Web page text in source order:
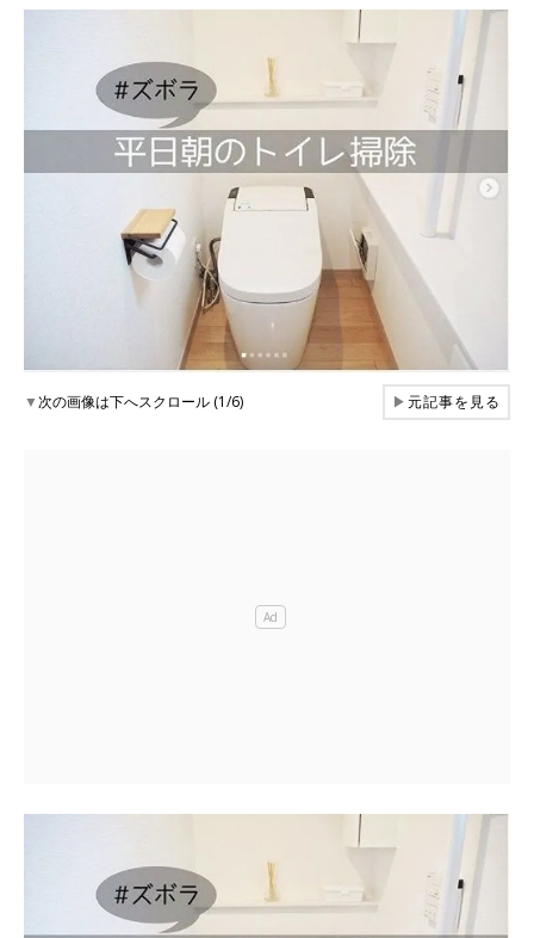
▼次の画像は下へスクロール (1/6) ▶元記事を見る